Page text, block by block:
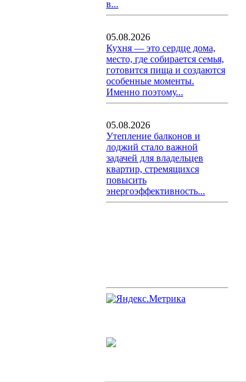
в...
05.08.2026
Кухня — это сердце дома,
место, где собирается семья,
готовится пища и создаются
особенные моменты.
Именно поэтому...
05.08.2026
Утепление балконов и
лоджий стало важной
задачей для владельцев
квартир, стремящихся
повысить
энергоэффективность...